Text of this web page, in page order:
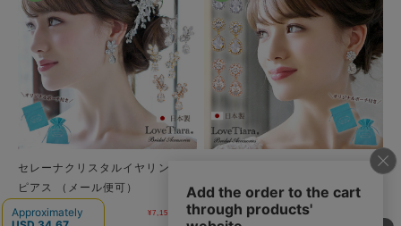
セレーナクリスタルイヤリング／
ピアス （メール便可）
¥7,150 (税込)
ミランダクリスタルイヤリング／
ピアス（メール便可）